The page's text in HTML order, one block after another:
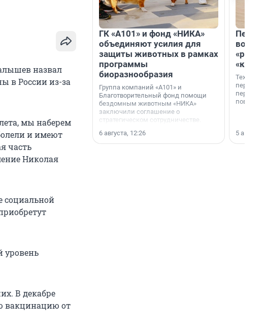
назвал
в России из-за
мы наберем
и имеют
часть
Николая
социальной
уровень
В декабре
вакцинацию от
ГК «А101» и фонд «НИКА»
объединяют усилия для
защиты животных в рамках
программы
биоразнообразия
Группа компаний «А101» и
Благотворительный фонд помощи
бездомным животным «НИКА»
заключили соглашение о
стратегическом сотрудничестве.
6 августа, 12:26
5